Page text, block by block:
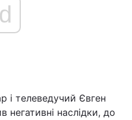
і телеведучий Євген
наслідки, до